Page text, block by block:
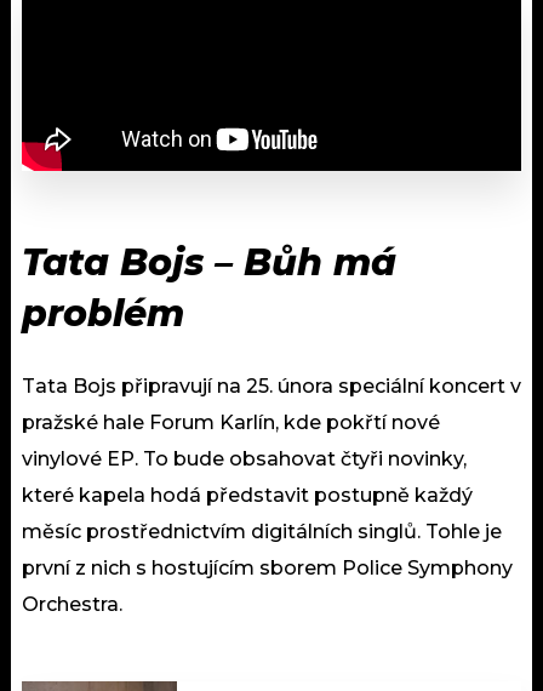
Tata Bojs – Bůh má
problém
Tata Bojs připravují na 25. února speciální koncert v
pražské hale Forum Karlín, kde pokřtí nové
vinylové EP. To bude obsahovat čtyři novinky,
které kapela hodá představit postupně každý
měsíc prostřednictvím digitálních singlů. Tohle je
první z nich s hostujícím sborem Police Symphony
Orchestra.